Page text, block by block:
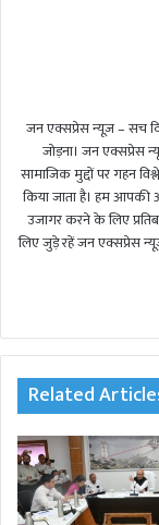
जन एक्सप्रेस न्यूज़ – सच
जोड़ना। जन एक्सप्रेस
सामाजिक मुद्दों पर गहन
किया जाता है। हम
उजागर करने के लिए
लिए जुड़े रहें जन एक्सप्रेस
Related